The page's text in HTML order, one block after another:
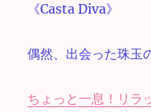
《Casta Diva》
偶然、出会った珠玉
ちょっと一息！リラ